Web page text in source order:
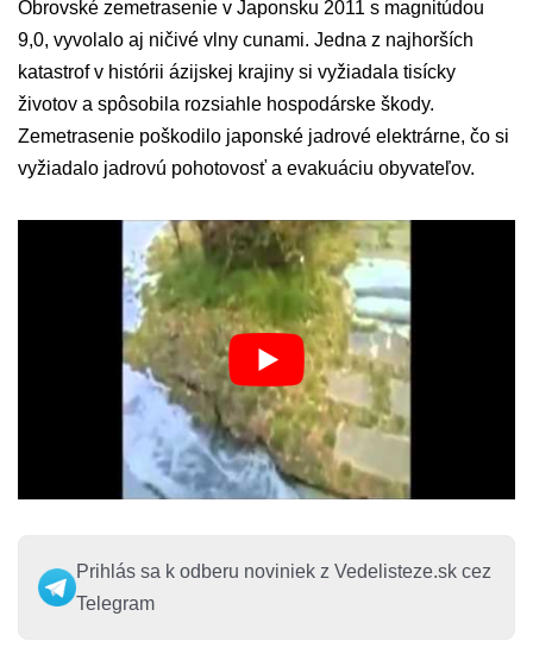
Obrovské zemetrasenie v Japonsku 2011 s magnitúdou
9,0, vyvolalo aj ničivé vlny cunami. Jedna z najhorších
katastrof v histórii ázijskej krajiny si vyžiadala tisícky
životov a spôsobila rozsiahle hospodárske škody.
Zemetrasenie poškodilo japonské jadrové elektrárne, čo si
vyžiadalo jadrovú pohotovosť a evakuáciu obyvateľov.
Prihlás sa k odberu noviniek z Vedelisteze.sk cez
Telegram